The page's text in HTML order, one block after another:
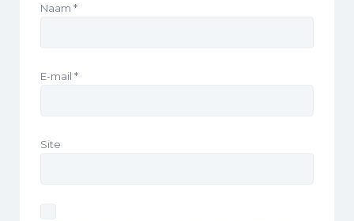
Naam *
E-mail *
Site